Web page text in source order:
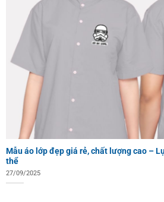
Mẫu áo lớp đẹp giá rẻ, chất lượng cao –
thể
27/09/2025